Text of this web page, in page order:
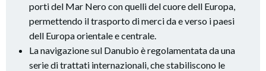
porti del Mar Nero con quelli del cuore dell Europa,
permettendo il trasporto di merci da e verso i paesi
dell Europa orientale e centrale.
La navigazione sul Danubio è regolamentata da una
serie di trattati internazionali, che stabiliscono le